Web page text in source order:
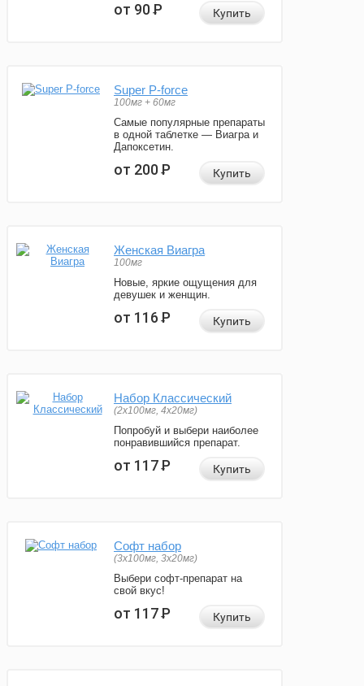
от 90Р Купить
Super P-force
100мг + 60мг
Самые популярные препараты
в одной таблетке — Виагра и
Дапоксетин.
от 200Р Купить
Женская Виагра
100мг
Новые, яркие ощущения для
девушек и женщин.
от 116Р Купить
Набор Классический
(2x100мг, 4x20мг)
Попробуй и выбери наиболее
понравившийся препарат.
от 117Р Купить
Софт набор
(3x100мг, 3x20мг)
Выбери софт-препарат на
свой вкус!
от 117Р Купить